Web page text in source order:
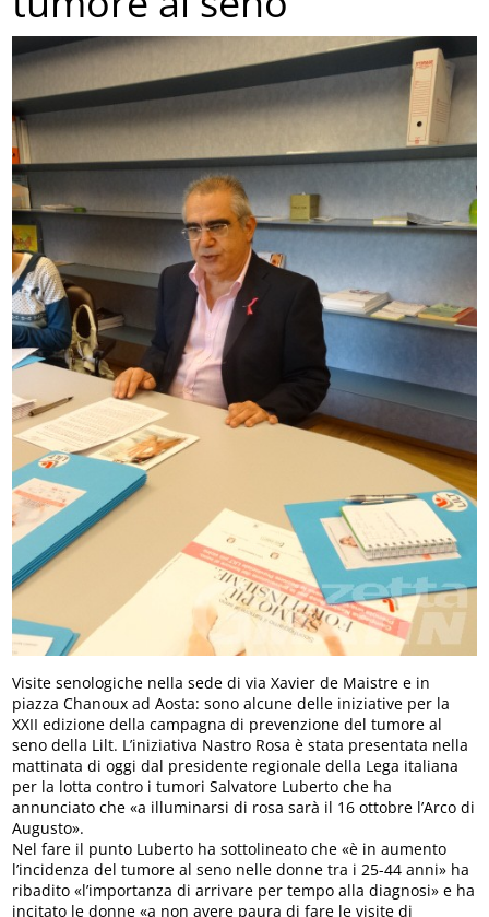
Visite senologiche nella sede di via Xavier de Maistre e in
piazza Chanoux ad Aosta: sono alcune delle iniziative per la
XXII edizione della campagna di prevenzione del tumore al
seno della Lilt. L’iniziativa Nastro Rosa è stata presentata nella
mattinata di oggi dal presidente regionale della Lega italiana
per la lotta contro i tumori Salvatore Luberto che ha
annunciato che «a illuminarsi di rosa sarà il 16 ottobre l’Arco di
Augusto».
Nel fare il punto Luberto ha sottolineato che «è in aumento
l’incidenza del tumore al seno nelle donne tra i 25-44 anni» ha
ribadito «l’importanza di arrivare per tempo alla diagnosi» e ha
incitato le donne «a non avere paura di fare le visite di